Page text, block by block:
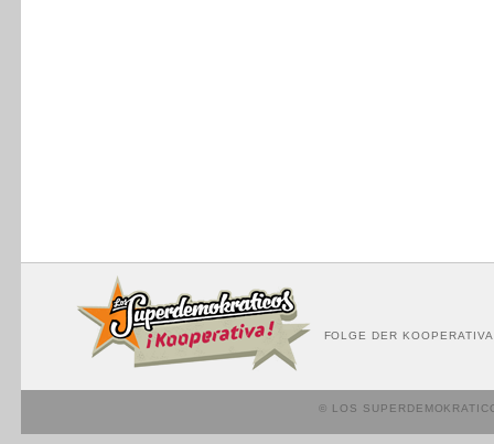
FOLGE DER
© LOS